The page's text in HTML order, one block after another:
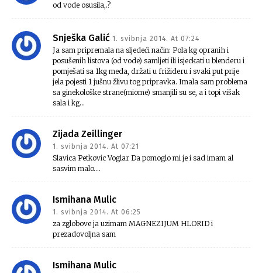
od vode osusila,.?
Snješka Galić 1. svibnja 2014. At 07:24
Ja sam pripremala na sljedeći način: Pola kg opranih i
posušenih listova (od vode) samljeti ili isjeckati u blenderu i
pomješati sa 1kg meda, držati u frižideru i svaki put prije
jela pojesti 1 jušnu žlivu tog pripravka. Imala sam problema
sa ginekološke strane(miome) smanjili su se, a i topi višak
sala i kg…
Zijada Zeillinger
1. svibnja 2014. At 07:21
Slavica Petkovic Voglar Da pomoglo mi je i sad imam al
sasvim malo….
Ismihana Mulic
1. svibnja 2014. At 06:25
za zglobove ja uzimam MAGNEZIJUM HLORID i
prezadovoljna sam
Ismihana Mulic